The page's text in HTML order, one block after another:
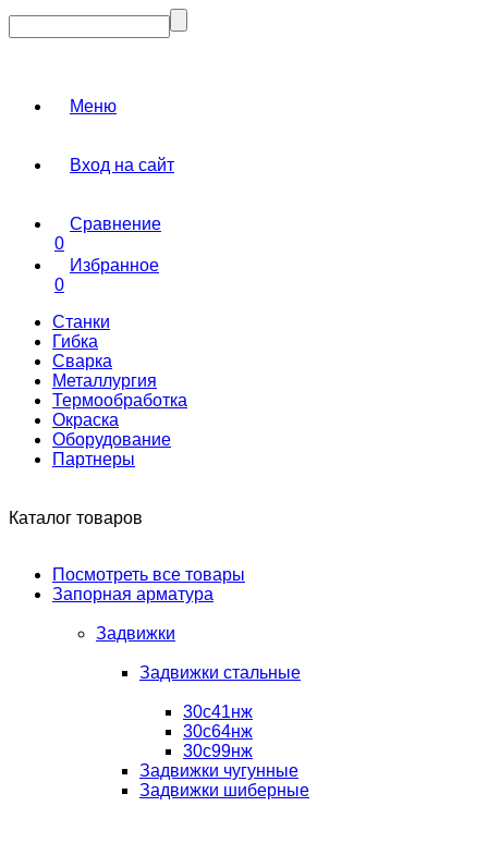
Меню
Вход на сайт
Сравнение
0
Избранное
0
Станки
Гибка
Сварка
Металлургия
Термообработка
Окраска
Оборудование
Партнеры
Каталог товаров
Посмотреть все товары
Запорная арматура
Задвижки
Задвижки стальные
30с41нж
30с64нж
30с99нж
Задвижки чугунные
Задвижки шиберные